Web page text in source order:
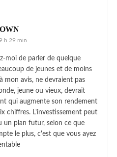
h 29 min
moi de parler de quelque
de jeunes et de moins
mon avis, ne devraient pas
jeune ou vieux, devrait
qui augmente son rendement
chiffres. L'investissement peut
un plan futur, selon ce que
le plus, c'est que vous ayez